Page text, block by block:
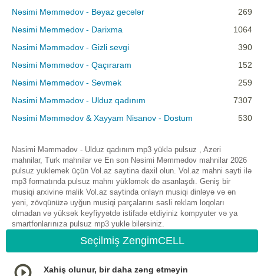
Nəsimi Məmmədov - Bəyaz gecələr
269
Nesimi Memmedov - Darixma
1064
Nəsimi Məmmədov - Gizli sevgi
390
Nəsimi Məmmədov - Qaçıraram
152
Nəsimi Məmmədov - Sevmək
259
Nəsimi Məmmədov - Ulduz qadınım
7307
Nəsimi Məmmədov & Xayyam Nisanov - Dostum
530
Nəsimi Məmmədov - Ulduz qadınım mp3 yüklə pulsuz , Azeri
mahnilar, Turk mahnilar ve En son Nəsimi Məmmədov mahnilar 2026
pulsuz yuklemek üçün Vol.az saytina daxil olun. Vol.az mahni sayti ilə
mp3 formatında pulsuz mahnı yükləmək də asanlaşdı. Geniş bir
musiqi arxivinə malik Vol.az saytinda onlayn musiqi dinləyə və ən
yeni, zövqünüzə uyğun musiqi parçalarını səsli reklam loqoları
olmadan və yüksək keyfiyyətdə istifadə etdiyiniz kompyuter və ya
smartfonlarınıza pulsuz mp3 yukle bilərsiniz.
Seçilmiş ZengimCELL
Xahiş olunur, bir daha zəng etməyin